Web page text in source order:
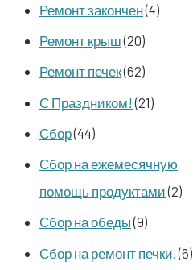
Ремонт закончен(4)
Ремонт крыш(20)
Ремонт печек(62)
С Праздником! (21)
Сбор(44)
Сбор на ежемесячную
помощь продуктами(2)
Сбор на обеды(9)
Сбор на ремонт печки. (6)